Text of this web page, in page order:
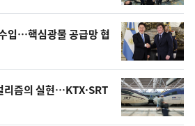
입…핵심광물 공급망 협
리즘의 실현…KTX·SRT